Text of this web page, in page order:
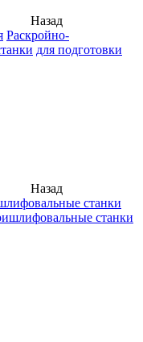
Назад
Раскройно-
для подготовки
Назад
станки
станки